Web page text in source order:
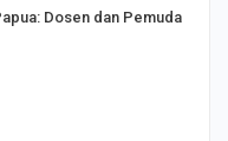
Dosen dan Pemuda